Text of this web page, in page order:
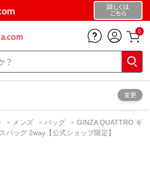
詳しくは
こちら
0
変更
メンズ バッグ
GINZA QUATTRO ギ
バッグ 2way【公式ショップ限定】